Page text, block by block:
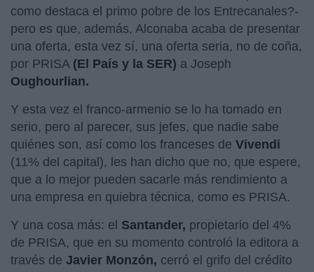
como destaca el primo pobre de los Entrecanales?-
pero es que, además, Alconaba acaba de presentar
una oferta, esta vez sí, una oferta seria, no de coña,
por PRISA (El País y la SER) a Joseph
Oughourlian.
Y esta vez el franco-armenio se lo ha tomado en
serio, pero al parecer, sus jefes, que nadie sabe
quiénes son, así como los franceses de Vivendi
(11% del capital), les han dicho que no, que espere,
que a lo mejor pueden sacarle más rendimiento a
una empresa en quiebra técnica, como es PRISA.
Y una cosa más: el Santander, propietario del 4%
de PRISA, que en su momento controló la editora a
través de Javier Monzón, cerró el grifo del crédito